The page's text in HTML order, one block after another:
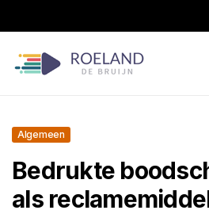
Algemeen
Bedrukte
als